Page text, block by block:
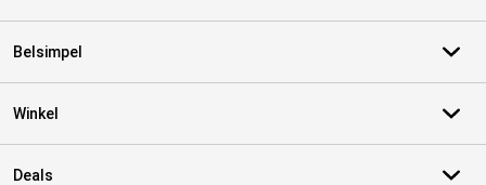
Belsimpel
Winkel
Deals